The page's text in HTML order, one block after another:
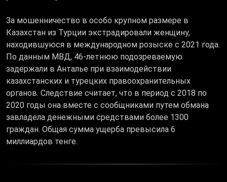
За мошенничество в особо крупном размере в
Казахстан из Турции экстрадировали женщину,
находившуюся в международном розыске с 2021 года.
По данным МВД, 46-летнюю подозреваемую
задержали в Анталье при взаимодействии
казахстанских и турецких правоохранительных
органов. Следствие считает, что в период с 2018 по
2020 годы она вместе с сообщниками путем обмана
завладела денежными средствами более 1300
граждан. Общая сумма ущерба превысила 6
миллиардов тенге.